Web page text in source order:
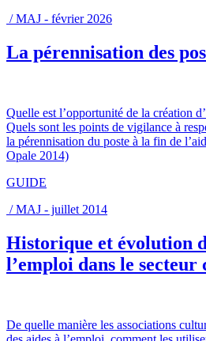
/ MAJ - février 2026
La pérennisation des
Quelle est l’opportunité de la création
Quels sont les points de vigilance à
la pérennisation du poste à la fin de
Opale 2014)
GUIDE
/ MAJ - juillet 2014
Historique et évolution
l’emploi dans le
De quelle manière les associations